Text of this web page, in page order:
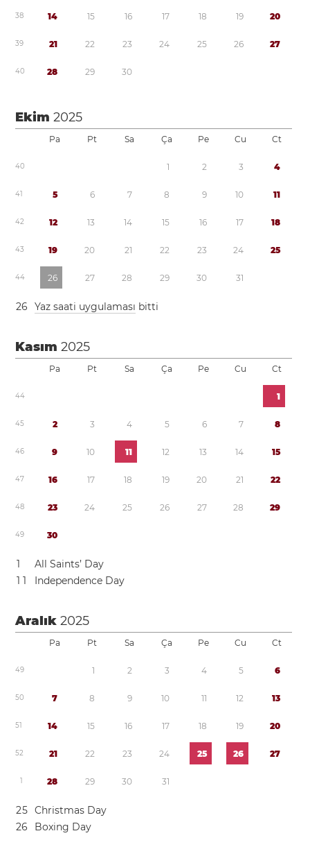
38 14 15 16 17 18 19 20
39 21 22 23 24 25 26 27
40 28 29 30
Ekim2025
Pa Pt Sa Ça Pe Cu Ct
40 1 2 3 4
41 5 6 7 8 9 10 11
42 12 13 14 15 16 17 18
43 19 20 21 22 23 24 25
44 26 27 28 29 30 31
26 Yaz saati uygulaması bitti
Kasım2025
Pa Pt Sa Ça Pe Cu Ct
44 1
45 2 3 4 5 6 7 8
46 9 10 11 12 13 14 15
47 16 17 18 19 20 21 22
48 23 24 25 26 27 28 29
49 30
1
All Saints’ Day
1 1 Independence Day
Aralık2025
Pa Pt Sa Ça Pe Cu Ct
49 1 2 3 4 5 6
50 7 8 9 10 11 12 13
51 14 15 16 17 18 19 20
52 21 22 23 24 25 26 27
1 28 29 30 31
25 Christmas Day
26 Boxing Day